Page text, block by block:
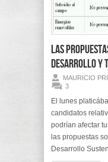
Las
Desarrollo y
MAURICIO
3
El lunes
candidatos
podrían afectar
las propuestas
Desarrollo